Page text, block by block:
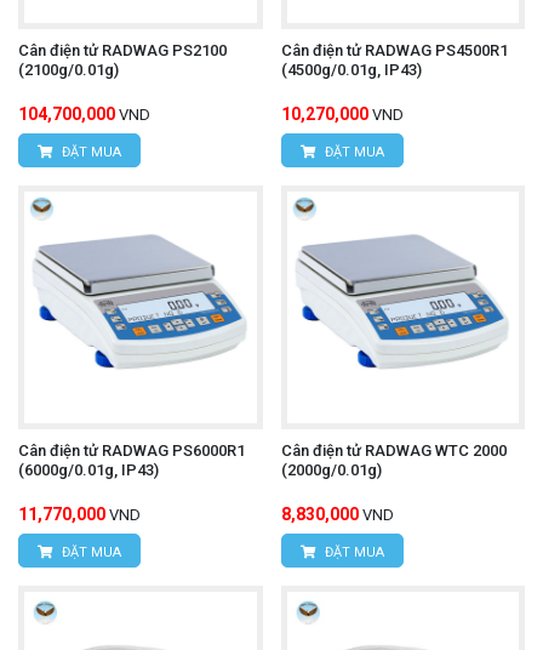
Cân điện tử RADWAG PS2100
(2100g/0.01g)
104,700,000 VND
ĐẶT MUA
Cân điện tử RADWAG PS4500R1
(4500g/0.01g, IP43)
10,270,000 VND
ĐẶT MUA
Cân điện tử RADWAG PS6000R1
(6000g/0.01g, IP43)
11,770,000 VND
ĐẶT MUA
Cân điện tử RADWAG WTC 2000
(2000g/0.01g)
8,830,000 VND
ĐẶT MUA